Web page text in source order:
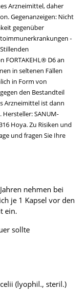
Arzneimittel, daher
Gegenanzeigen: Nicht
gegenüber
-
FORTAKEHL® D6 an
in seltenen Fällen
in Form von
den Bestandteil
Arzneimittel ist dann
SANUM-
Hoya. Zu Risiken und
und fragen Sie Ihre
nehmen bei
je 1 Kapsel vor den
ein.
sollte
(lyophil., steril.)